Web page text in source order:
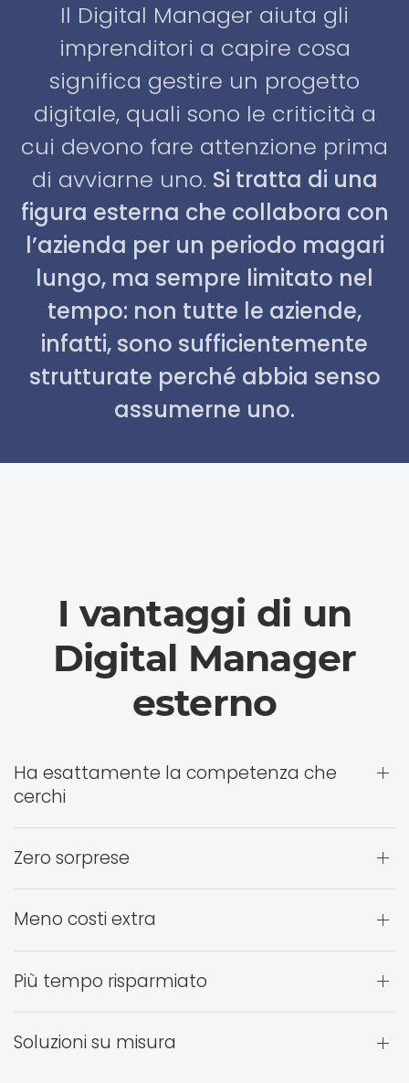
Il Digital Manager aiuta gli
imprenditori a capire cosa
significa gestire un progetto
digitale, quali sono le criticità a
cui devono fare attenzione prima
di avviarne uno. Si tratta di una
figura esterna che collabora con
l’azienda per un periodo magari
lungo, ma sempre limitato nel
tempo: non tutte le aziende,
infatti, sono sufficientemente
strutturate perché abbia senso
assumerne uno.
I vantaggi di un
Digital Manager
esterno
Ha esattamente la competenza che
cerchi
Zero sorprese
Meno costi extra
Più tempo risparmiato
Soluzioni su misura